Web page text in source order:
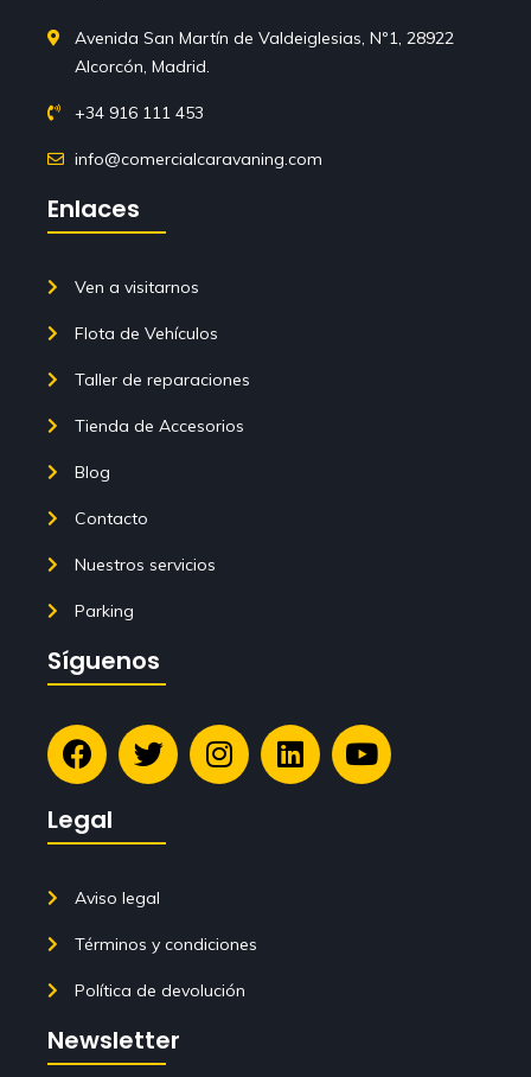
Avenida San Martín de Valdeiglesias, Nº1, 28922
Alcorcón, Madrid.
+34 916 111 453
info@comercialcaravaning.com
Enlaces
Ven a visitarnos
Flota de Vehículos
Taller de reparaciones
Tienda de Accesorios
Blog
Contacto
Nuestros servicios
Parking
Síguenos
Legal
Aviso legal
Términos y condiciones
Política de devolución
Newsletter